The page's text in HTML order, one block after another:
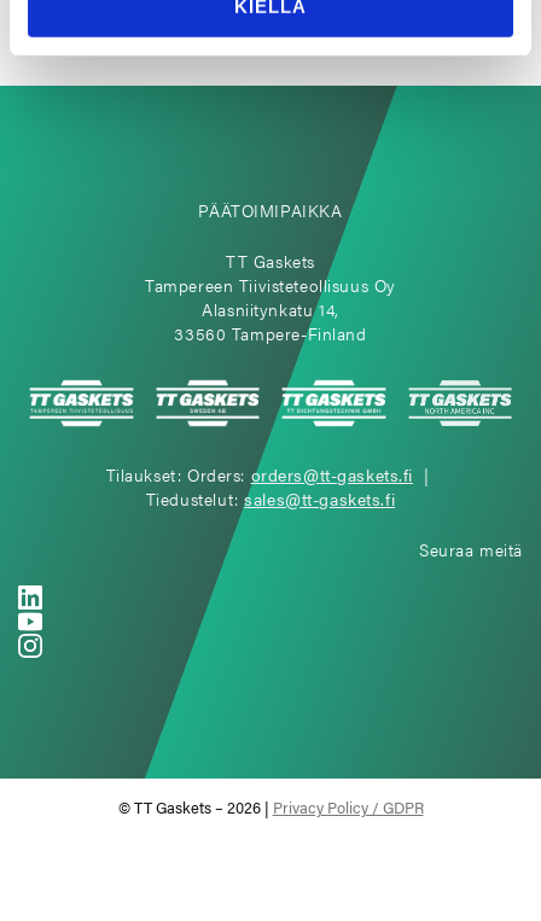
KIELLÄ
PÄÄTOIMIPAIKKA
TT Gaskets
Tampereen Tiivisteteollisuus Oy
Alasniitynkatu 14,
33560 Tampere-Finland
Tilaukset: Orders: orders@tt-gaskets.fi |
Tiedustelut:sales@tt-gaskets.fi
Seuraa meitä
© TT Gaskets – 2026 | Privacy Policy / GDPR